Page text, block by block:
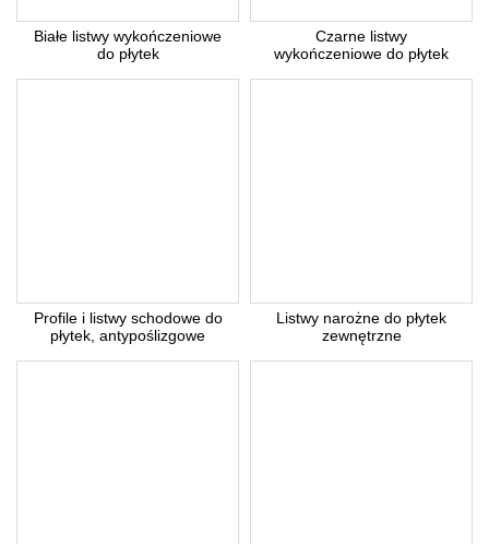
Białe listwy wykończeniowe
do płytek
Czarne listwy
wykończeniowe do płytek
Profile i listwy schodowe do
płytek, antypoślizgowe
Listwy narożne do płytek
zewnętrzne
Odpowiedź wyślemy na podany adres e-mail.
Anuluj